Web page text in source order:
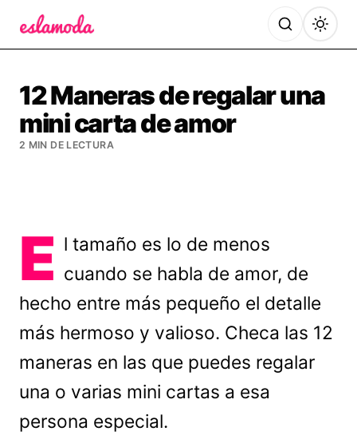
12 Maneras de regalar una
mini carta de amor
2 MIN DE LECTURA
E l tamaño es lo de menos
cuando se habla de amor, de
hecho entre más pequeño el detalle
más hermoso y valioso. Checa las 12
maneras en las que puedes regalar
una o varias mini cartas a esa
persona especial.